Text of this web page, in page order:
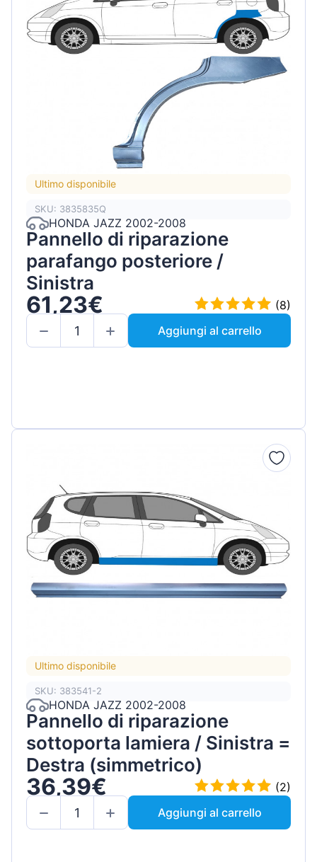
Ultimo disponibile
SKU: 3835835Q
HONDA JAZZ 2002-2008
Pannello di riparazione
parafango posteriore /
Sinistra
61,23€
(8)
Aggiungi al carrello
Ultimo disponibile
SKU: 383541-2
HONDA JAZZ 2002-2008
Pannello di riparazione
sottoporta lamiera / Sinistra =
Destra (simmetrico)
36,39€
(2)
Aggiungi al carrello